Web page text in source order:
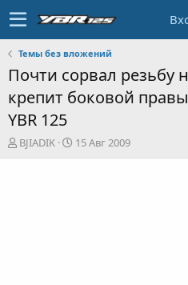
Темы без вложений
Почти сорвал резьбу
крепит боковой
YBR 125
А
в
BJIADIK
Д
а
15 Авг 2009